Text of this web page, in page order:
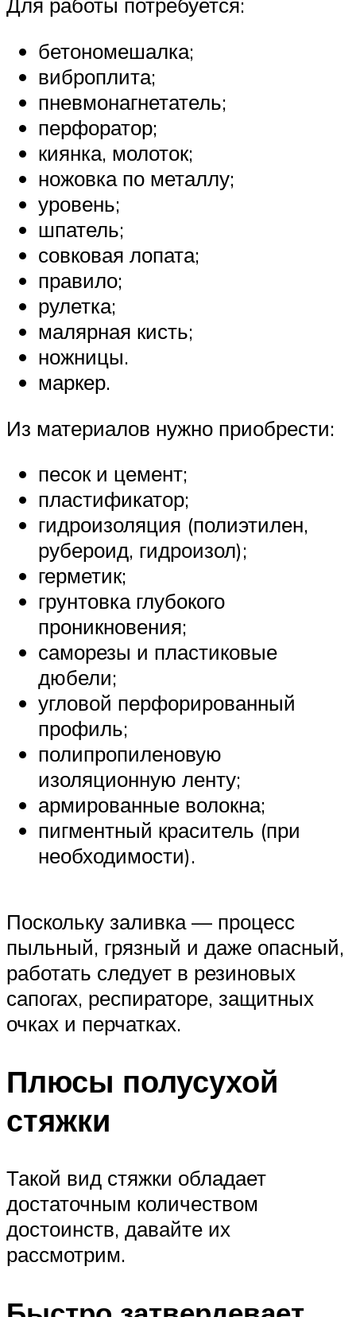
Для работы потребуется:
бетономешалка;
виброплита;
пневмонагнетатель;
перфоратор;
киянка, молоток;
ножовка по металлу;
уровень;
шпатель;
совковая лопата;
правило;
рулетка;
малярная кисть;
ножницы.
маркер.
Из материалов нужно приобрести:
песок и цемент;
пластификатор;
гидроизоляция (полиэтилен,
рубероид, гидроизол);
герметик;
грунтовка глубокого
проникновения;
саморезы и пластиковые
дюбели;
угловой перфорированный
профиль;
полипропиленовую
изоляционную ленту;
армированные волокна;
пигментный краситель (при
необходимости).
Поскольку заливка — процесс
пыльный, грязный и даже опасный,
работать следует в резиновых
сапогах, респираторе, защитных
очках и перчатках.
Плюсы полусухой
стяжки
Такой вид стяжки обладает
достаточным количеством
достоинств, давайте их
рассмотрим.